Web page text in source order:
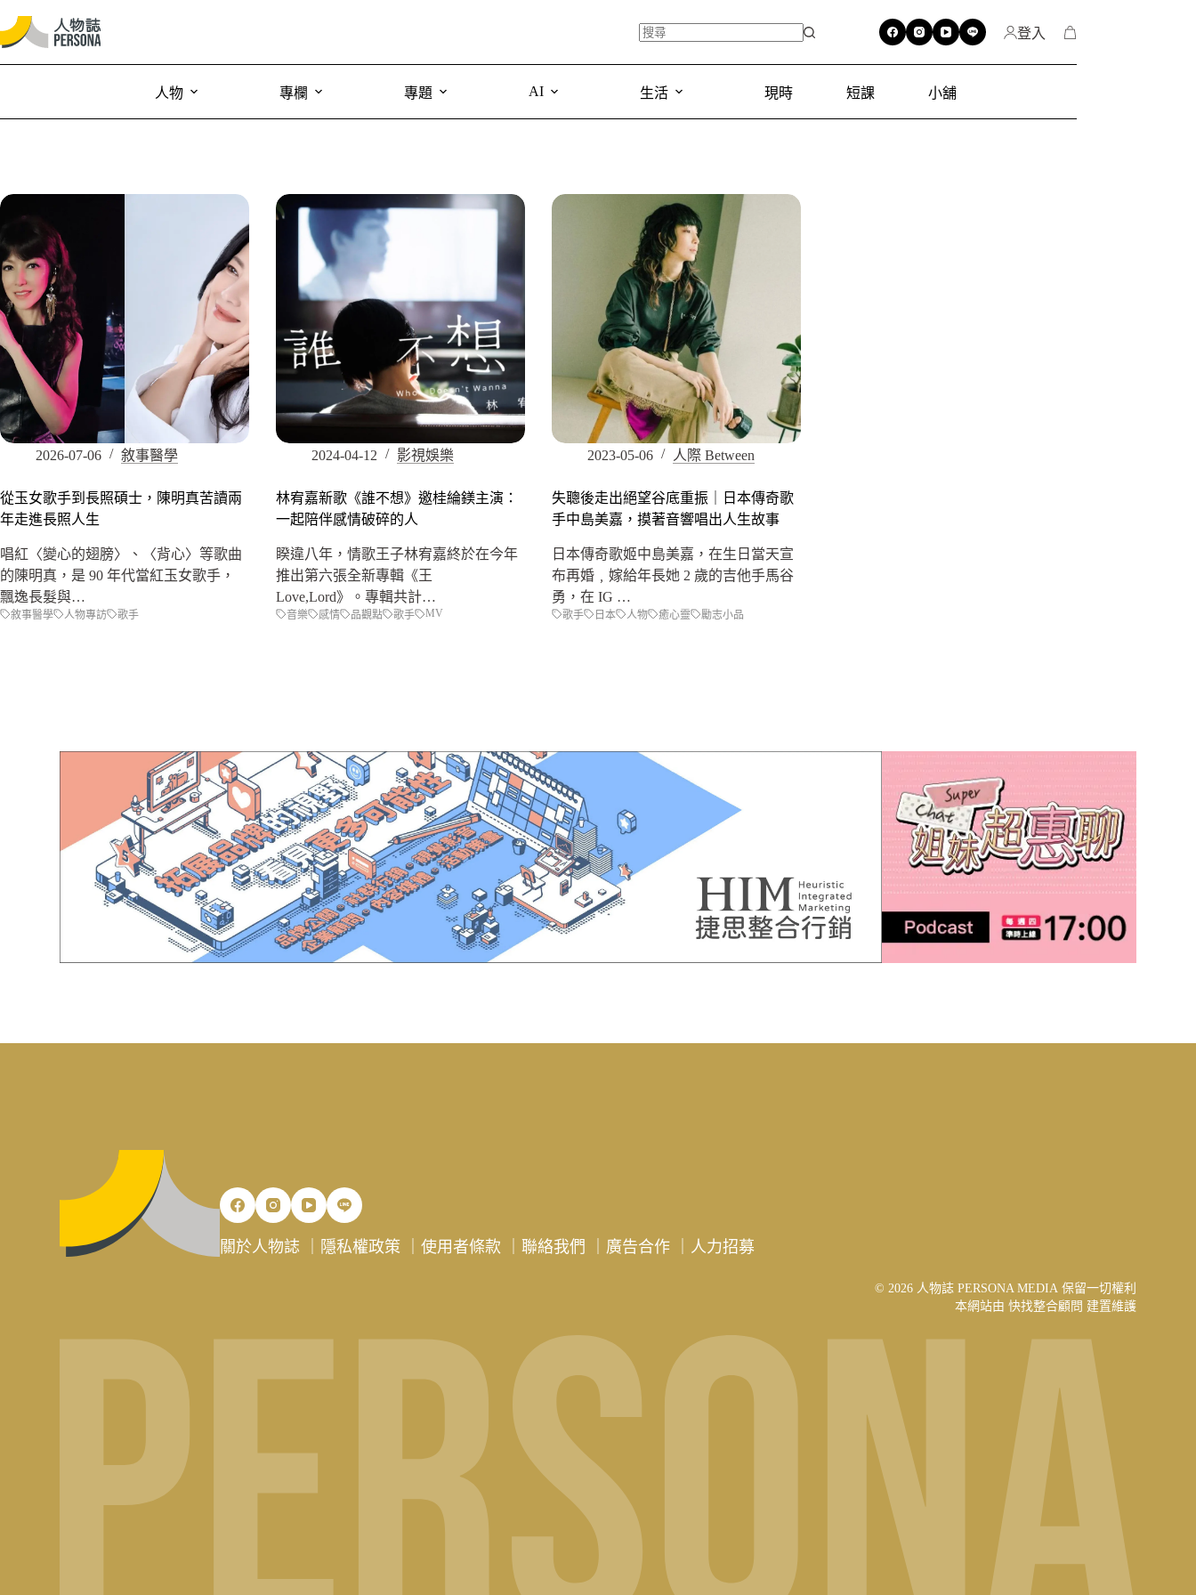
登入
人物 專欄 專題 AI 生活 現時 短課 小舖
2026-07-06 敘事醫學
從玉女歌手到長照碩士，陳明真苦讀兩
年走進長照人生
唱紅〈變心的翅膀〉、〈背心〉等歌曲
的陳明真，是 90 年代當紅玉女歌手，
飄逸長髮與…
敘事醫學 人物專訪 歌手
2024-04-12 影視娛樂
林宥嘉新歌《誰不想》邀桂綸鎂主演：
一起陪伴感情破碎的人
睽違八年，情歌王子林宥嘉終於在今年
推出第六張全新專輯《王
Love,Lord》。專輯共計…
音樂 感情 品觀點 歌手 MV
2023-05-06 人際 Between
失聰後走出絕望谷底重振｜日本傳奇歌
手中島美嘉，摸著音響唱出人生故事
日本傳奇歌姬中島美嘉，在生日當天宣
布再婚﹐嫁給年長她 2 歲的吉他手馬谷
勇，在 IG …
歌手 日本 人物 癒心靈 勵志小品
關於人物誌 隱私權政策 ｜使用者條款 ｜聯絡我們 廣告合作 人力招募
© 2026 人物誌 PERSONA MEDIA 保留一切權利
本網站由 快找整合顧問 建置維護